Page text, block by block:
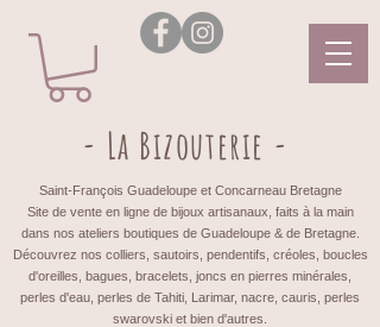
- La Bizouterie -
Saint-François Guadeloupe et Concarneau Bretagne
Site de vente en ligne de bijoux artisanaux, faits à la main
dans nos ateliers boutiques de Guadeloupe & de Bretagne.
Découvrez nos colliers, sautoirs, pendentifs, créoles, boucles
d'oreilles, bagues, bracelets, joncs en pierres minérales,
perles d'eau, perles de Tahiti, Larimar, nacre, cauris, perles
swarovski et bien d'autres.